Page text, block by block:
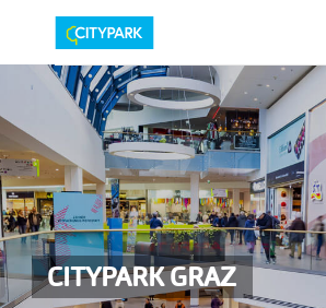
CITYPARK GRAZ
PRESSEAUSSENDUNGEN
Center & Marken
Events
Services
MEDIAGALERIE